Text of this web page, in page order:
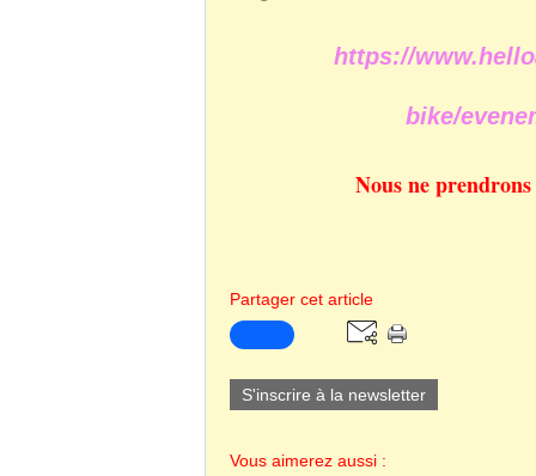
https://
bike/
Nous ne
Partager cet article
S'inscrire à la newsletter
Vous aimerez aussi :